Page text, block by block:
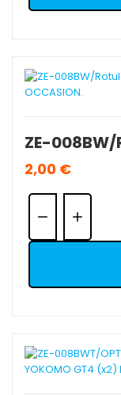
2,00 €
Quantité: